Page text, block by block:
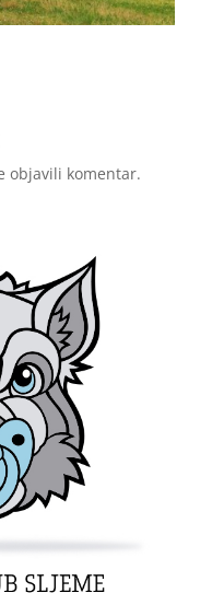
objavili komentar.